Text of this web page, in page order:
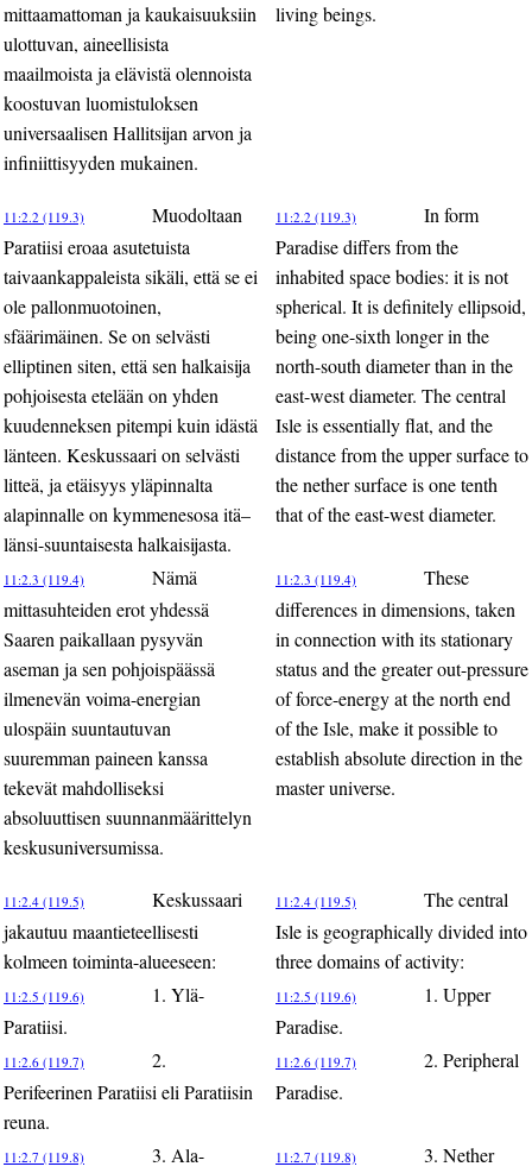
mittaamattoman ja kaukaisuuksiin
ulottuvan, aineellisista
maailmoista ja elävistä olennoista
koostuvan luomistuloksen
universaalisen Hallitsijan arvon ja
infiniittisyyden mukainen.
living beings.
11:2.2 (119.3)
Muodoltaan
Paratiisi eroaa asutetuista
taivaankappaleista sikäli, että se ei
ole pallonmuotoinen,
sfäärimäinen. Se on selvästi
elliptinen siten, että sen halkaisija
pohjoisesta etelään on yhden
kuudenneksen pitempi kuin idästä
länteen. Keskussaari on selvästi
litteä, ja etäisyys yläpinnalta
alapinnalle on kymmenesosa itä–
länsi-suuntaisesta halkaisijasta.
11:2.2 (119.3)
In form
Paradise differs from the
inhabited space bodies: it is not
spherical. It is definitely ellipsoid,
being one-sixth longer in the
north-south diameter than in the
east-west diameter. The central
Isle is essentially flat, and the
distance from the upper surface to
the nether surface is one tenth
that of the east-west diameter.
11:2.3 (119.4)
Nämä
mittasuhteiden erot yhdessä
Saaren paikallaan pysyvän
aseman ja sen pohjoispäässä
ilmenevän voima-energian
ulospäin suuntautuvan
suuremman paineen kanssa
tekevät mahdolliseksi
absoluuttisen suunnanmäärittelyn
keskusuniversumissa.
11:2.3 (119.4)
These
differences in dimensions, taken
in connection with its stationary
status and the greater out-pressure
of force-energy at the north end
of the Isle, make it possible to
establish absolute direction in the
master universe.
11:2.4 (119.5)
Keskussaari
jakautuu maantieteellisesti
kolmeen toiminta-alueeseen:
11:2.4 (119.5)
The central
Isle is geographically divided into
three domains of activity:
11:2.5 (119.6)
1. Ylä-
Paratiisi.
11:2.5 (119.6)
1. Upper
Paradise.
11:2.6 (119.7)
2.
Perifeerinen Paratiisi eli Paratiisin
reuna.
11:2.6 (119.7)
2. Peripheral
Paradise.
11:2.7 (119.8)
3. Ala-
11:2.7 (119.8)
3. Nether